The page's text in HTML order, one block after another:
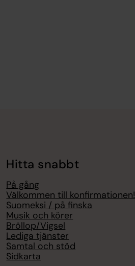
Hitta snabbt
På gång
Välkommen till konfirmationen!
Suomeksi / på finska
Musik och körer
Bröllop/Vigsel
Lediga tjänster
Samtal och stöd
Sidkarta